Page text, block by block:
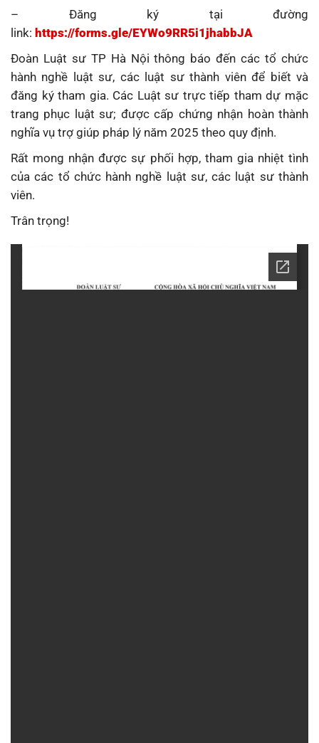
– Đăng ký tại đường
link: https://forms.gle/EYWo9RR5i1jhabbJA
Đoàn Luật sư TP Hà Nội thông báo đến các tổ chức
hành nghề luật sư, các luật sư thành viên để biết và
đăng ký tham gia. Các Luật sư trực tiếp tham dự mặc
trang phục luật sư; được cấp chứng nhận hoàn thành
nghĩa vụ trợ giúp pháp lý năm 2025 theo quy định.
Rất mong nhận được sự phối hợp, tham gia nhiệt tình
của các tổ chức hành nghề luật sư, các luật sư thành
viên.
Trân trọng!